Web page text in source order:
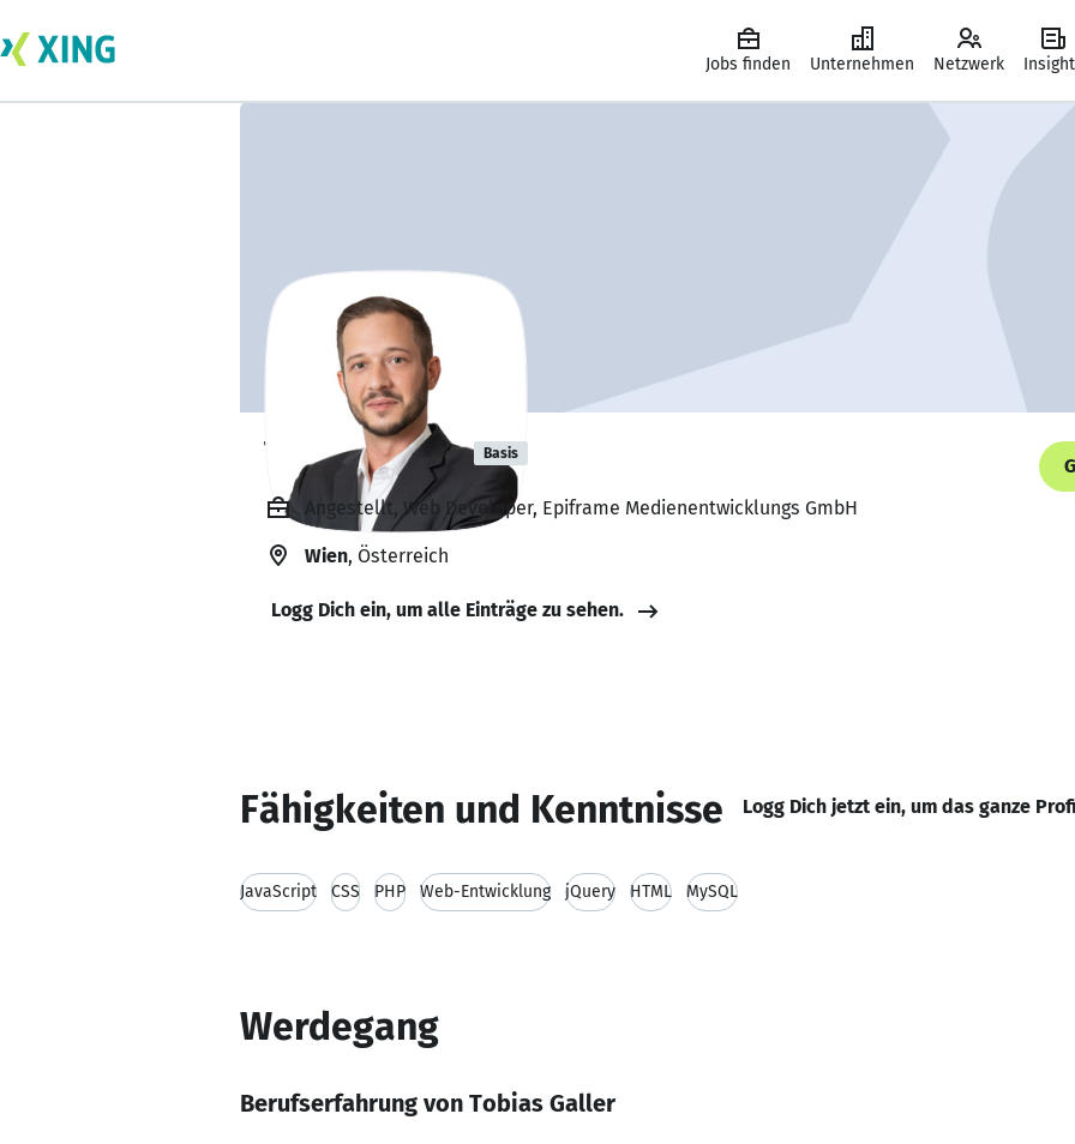
Jobs finden Unternehmen Netzwerk
Tobias Galler Basis
Angestellt, Web Developer, Epiframe Medienentwicklungs GmbH
Wien, Österreich
Logg Dich ein, um alle Einträge zu sehen.
Fähigkeiten und Kenntnisse Logg Dich jetzt ein, um das ganze
JavaScript CSS PHP Web-Entwicklung jQuery HTML MySQL
Werdegang
Berufserfahrung von Tobias Galler